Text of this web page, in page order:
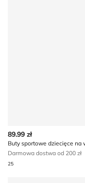
89.99 zł
Darmowa dostwa od 200 zł
25